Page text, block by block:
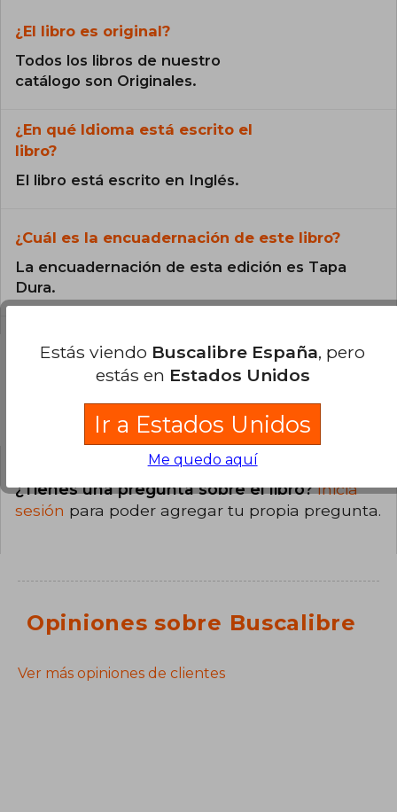
¿El libro es original?
Todos los libros de nuestro
catálogo son Originales.
¿En qué Idioma está escrito el
libro?
El libro está escrito en Inglés.
¿Cuál es la encuadernación de este libro?
La encuadernación de esta edición es Tapa
Dura.
Preguntas y respuestas sobre el libro
¿Tienes una pregunta sobre el libro?Inicia
sesión para poder agregar tu propia pregunta.
Opiniones sobre Buscalibre
Ver más opiniones de clientes
Estás viendo Buscalibre España, pero
estás en Estados Unidos
Ir a Estados Unidos
Me quedo aquí